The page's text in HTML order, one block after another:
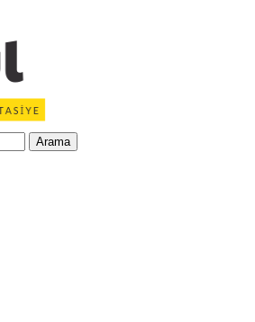
Arama